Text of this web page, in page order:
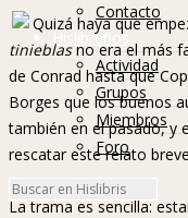
Contacto
Hislibreños
Actividad
Grupos
Miembros
Foro
Quizá haya que
tinieblasno era el más
de Conrad hasta que
Borges que los buenos
también en el pasado, y
rescatar este relato
La trama es sencilla: